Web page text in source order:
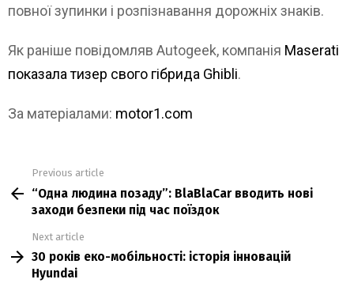
повної зупинки і розпізнавання дорожніх знаків.
Як раніше повідомляв Autogeek, компанія Maserati
показала тизер свого гібрида Ghibli.
За матеріалами: motor1.com
more
Previous article
“Одна людина позаду”: BlaBlaCar вводить нові
заходи безпеки під час поїздок
Next article
30 років еко-мобільності: історія інновацій
Hyundai